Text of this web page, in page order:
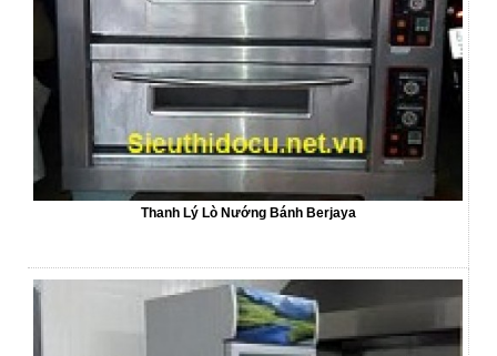
Thanh Lý Lò Nướng Bánh Berjaya